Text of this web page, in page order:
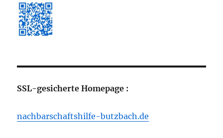
SSL-gesicherte Homepage :
nachbarschaftshilfe-butzbach.de